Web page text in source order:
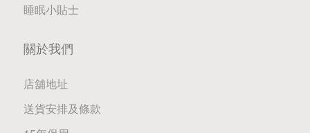
睡眠小貼士
關於我們
店舖地址
送貨安排及條款